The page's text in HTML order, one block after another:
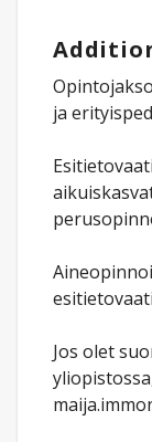
ja
Jos olet